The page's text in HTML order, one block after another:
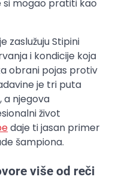
si mogao pratiti kao
zaslužuju Stipini
i kondicije koja
obrani pojas protiv
je tri puta
a njegova
život
daje ti jasan primer
šampiona.
više od reči